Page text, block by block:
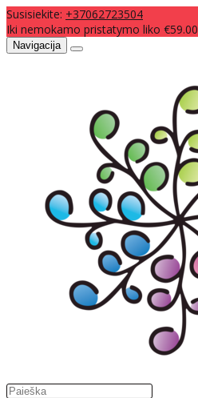
Susisiekite: +37062723504
Iki nemokamo pristatymo liko €59.00
Navigacija